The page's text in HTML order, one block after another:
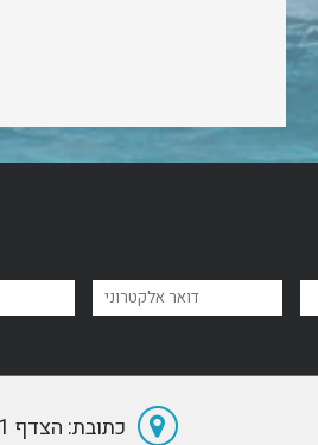
כתובת: הצדף 1, מרינה הרצליה